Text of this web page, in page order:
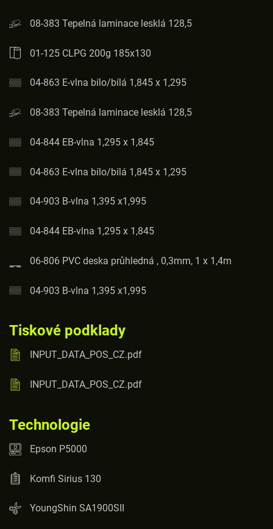
08-383 Tepelná laminace lesklá 128,5
01-125 CLPG 200g 185x130
04-863 E-vlna bílo/bílá 1,845 x 1,295
08-383 Tepelná laminace lesklá 128,5
04-844 EB-vlna 1,295 x 1,845
04-863 E-vlna bílo/bílá 1,845 x 1,295
04-903 B-vlna 1,395 x1,995
04-844 EB-vlna 1,295 x 1,845
06-806 PVC deska průhledná , 0,3mm, 1 x 1,4m
04-903 B-vlna 1,395 x1,995
Tiskové podklady
INPUT_DATA_POS_CZ.pdf
INPUT_DATA_POS_CZ.pdf
Technologie
Epson P5000
Komfi Sirius 130
YoungShin SA1900SII